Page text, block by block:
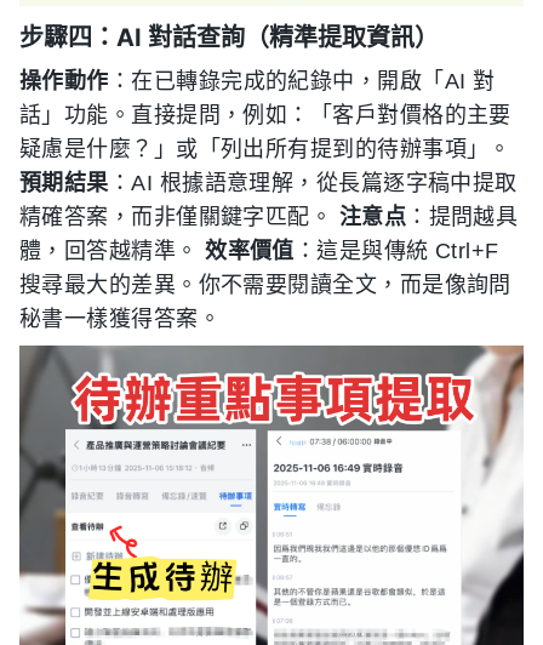
步驟四：AI 對話查詢（精準提取資訊）
操作動作 ：在已轉錄完成的紀錄中，開啟「AI 對
話」功能。直接提問，例如：「客戶對價格的主要
疑慮是什麼？」或「列出所有提到的待辦事項」。
預期結果：AI 根據語意理解，從長篇逐字稿中提取
精確答案，而非僅關鍵字匹配。 注意点 ：提問越具
體，回答越精準。效率價值 ：這是與傳統 Ctrl+F
搜尋最大的差異。你不需要閱讀全文，而是像詢問
秘書一樣獲得答案。